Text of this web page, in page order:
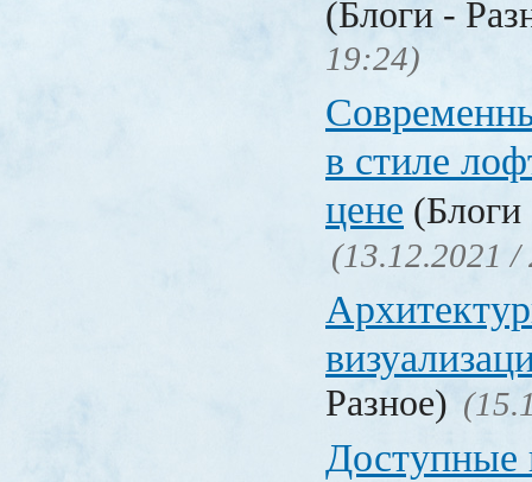
(Блоги -
19:24)
в стиле
цене (Блоги
(13.12.2021 /
Разное)
Доступные